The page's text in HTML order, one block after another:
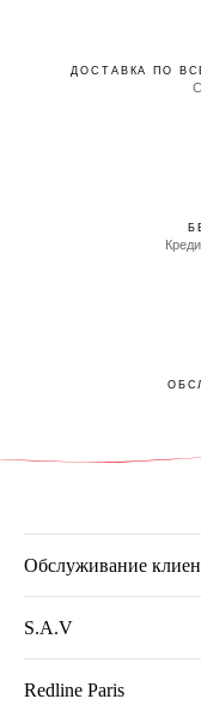
ДОСТАВКА ПО
Обслуживание
S.A.V
Redline Paris